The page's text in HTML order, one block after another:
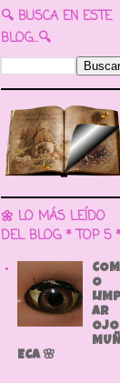
🔍 BUSCA EN ESTE
BLOG...🔍
🌼 LO MÁS LEÍDO
DEL BLOG * TOP 5
COM
O
AR
ECA 🌸